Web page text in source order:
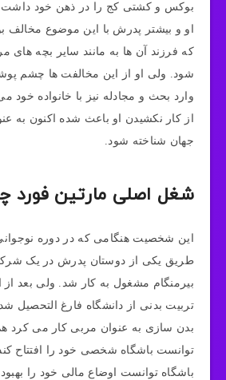
بوکس و کشتی کج را در ذهن خود داشت
او و بیشتر پدرش با این موضوع مخالف
که فرزند آن ها به مانند سایر بچه های
شود. ولی او از این مخالفت ها چشم
وارد بحث و مجادله نیز با خانواده
از کار نکشیدن او باعث شده اکنون به
جهان شناخته شود.
شغل اصلی مارتین فورد
این شخصیت هنگامی که در دوره
طریق یکی از دوستان پدرش در یک
بیرمنگام مشغول به کار شد. ولی بعد از
تربیت بدنی از دانشگاه فارغ التحصیل
بدن سازی به عنوان مربی کار می کرد
توانست باشگاه شخصی خود را افتتاح
باشگاه توانست اوضاع مالی خود را